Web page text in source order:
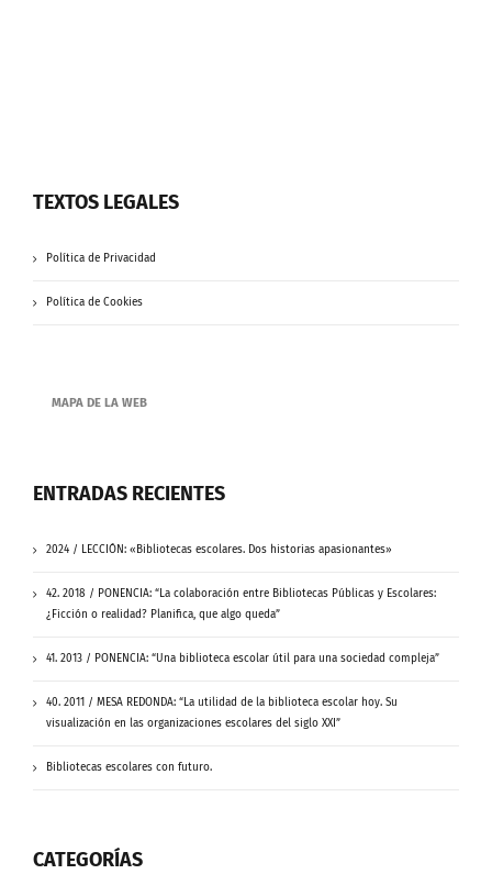
TEXTOS LEGALES
Política de Privacidad
Política de Cookies
MAPA DE LA WEB
ENTRADAS RECIENTES
2024 / LECCIÓN: «Bibliotecas escolares. Dos historias apasionantes»
42. 2018 / PONENCIA: “La colaboración entre Bibliotecas Públicas y Escolares:
¿Ficción o realidad? Planifica, que algo queda”
41. 2013 / PONENCIA: “Una biblioteca escolar útil para una sociedad compleja”
40. 2011 / MESA REDONDA: “La utilidad de la biblioteca escolar hoy. Su
visualización en las organizaciones escolares del siglo XXI”
Bibliotecas escolares con futuro.
CATEGORÍAS